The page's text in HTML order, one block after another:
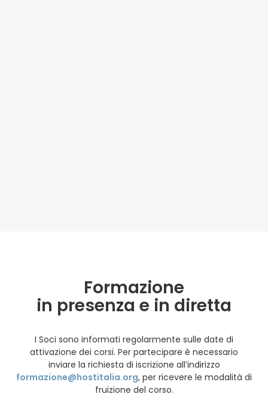
Formazione
in presenza e in diretta
I Soci sono informati regolarmente sulle date di
attivazione dei corsi. Per partecipare è necessario
inviare la richiesta di iscrizione all’indirizzo
formazione@hostitalia.org, per ricevere le modalità di
fruizione del corso.